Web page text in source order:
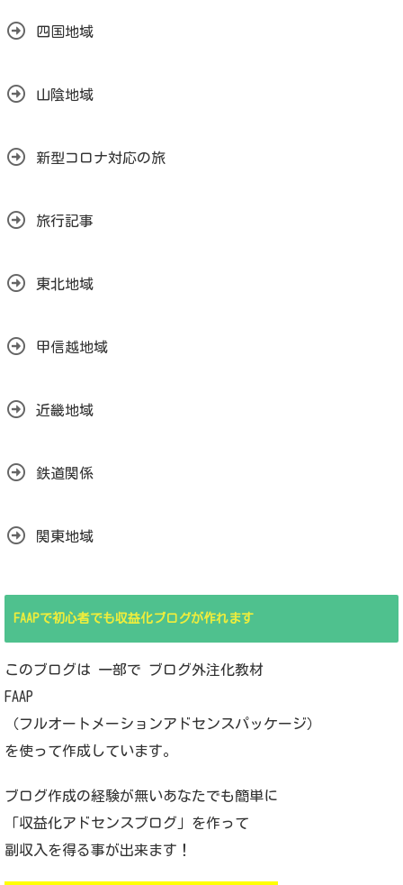
四国地域
山陰地域
新型コロナ対応の旅
旅行記事
東北地域
甲信越地域
近畿地域
鉄道関係
関東地域
FAAPで初心者でも収益化ブログが作れます
このブログは 一部で ブログ外注化教材
FAAP
（フルオートメーションアドセンスパッケージ）
を使って作成しています。
ブログ作成の経験が無いあなたでも簡単に
「収益化アドセンスブログ」を作って
副収入を得る事が出来ます！